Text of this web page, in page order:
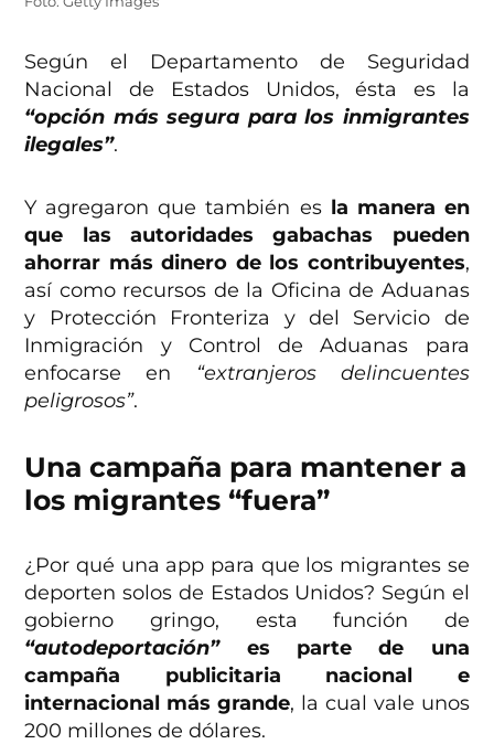
Según el Departamento de Seguridad
Nacional de Estados Unidos, ésta es la
“opción más segura para los inmigrantes
ilegales”.
Y agregaron que también esla manera en
que las autoridades gabachas pueden
ahorrar más dinero de los contribuyentes,
así como recursos de la Oficina de Aduanas
y Protección Fronteriza y del Servicio de
Inmigración y Control de Aduanas para
enfocarse en
“extranjeros delincuentes
peligrosos”.
Una campaña para mantener a
los migrantes “fuera”
¿Por qué una app para que los migrantes se
deporten solos de Estados Unidos? Según el
gobierno gringo, esta función de
“autodeportación”es parte de una
campaña publicitaria nacional e
internacional más grande, la cual vale unos
200 millones de dólares.